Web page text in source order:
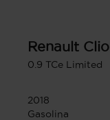
Renault Clio
0.9 TCe Limited
2018
Gasolina